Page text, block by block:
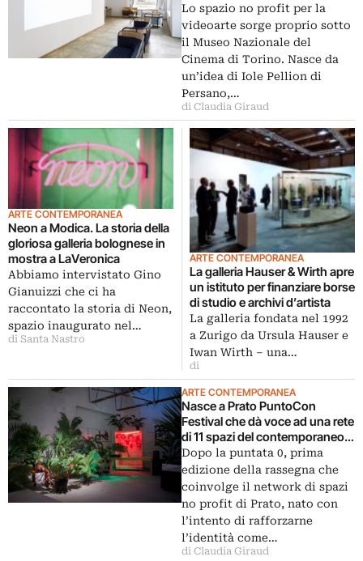
Lo spazio no profit per la
videoarte sorge proprio sotto
il Museo Nazionale del
Cinema di Torino. Nasce da
un’idea di Iole Pellion di
Persano,…
di Claudia Giraud
ARTE CONTEMPORANEA
Neon a Modica. La storia della
gloriosa galleria bolognese in
mostra a LaVeronica
Abbiamo intervistato Gino
Gianuizzi che ci ha
raccontato la storia di Neon,
spazio inaugurato nel…
di Santa Nastro
ARTE CONTEMPORANEA
La galleria Hauser & Wirth apre
un istituto per finanziare borse
di studio e archivi d’artista
La galleria fondata nel 1992
a Zurigo da Ursula Hauser e
Iwan Wirth – una…
di
ARTE CONTEMPORANEA
Nasce a Prato PuntoCon
Festival che dà voce ad una rete
di 11 spazi del contemporaneo
in città
Dopo la puntata 0, prima
edizione della rassegna che
coinvolge il network di spazi
no profit di Prato, nato con
l’intento di rafforzarne
l’identità come…
di Claudia Giraud